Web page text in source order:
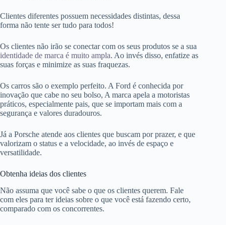
Clientes diferentes possuem necessidades distintas, dessa
forma não tente ser tudo para todos!
Os clientes não irão se conectar com os seus produtos se a sua
identidade de marca é muito ampla. Ao invés disso, enfatize as
suas forças e minimize as suas fraquezas.
Os carros são o exemplo perfeito. A Ford é conhecida por
inovação que cabe no seu bolso, A marca apela a motoristas
práticos, especialmente pais, que se importam mais com a
segurança e valores duradouros.
Já a Porsche atende aos clientes que buscam por prazer, e que
valorizam o status e a velocidade, ao invés de espaço e
versatilidade.
Obtenha ideias dos clientes
Não assuma que você sabe o que os clientes querem. Fale
com eles para ter ideias sobre o que você está fazendo certo,
comparado com os concorrentes.